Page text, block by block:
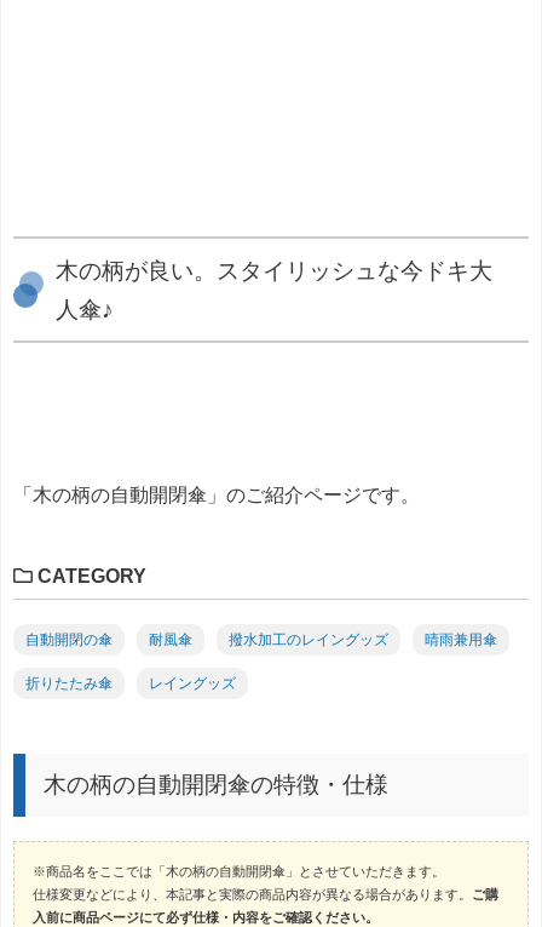
木の柄が良い。スタイリッシュな今ドキ大
人傘♪
「木の柄の自動開閉傘」のご紹介ページです。
CATEGORY
自動開閉の傘 耐風傘 撥水加工のレイングッズ 晴雨兼用傘
折りたたみ傘 レイングッズ
木の柄の自動開閉傘の特徴・仕様
※商品名をここでは「木の柄の自動開閉傘」とさせていただきます。
仕様変更などにより、本記事と実際の商品内容が異なる場合があります。 ご購
入前に商品ページにて必ず仕様・内容をご確認ください。